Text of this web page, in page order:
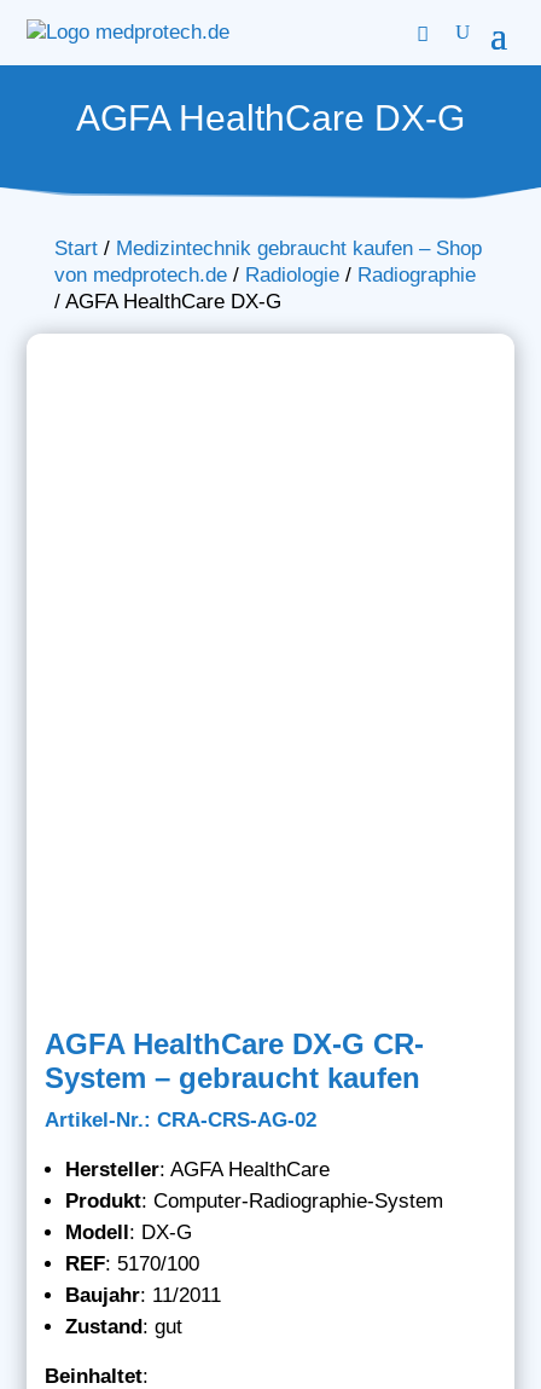
AGFA HealthCare DX-G
Start/ Medizintechnik gebraucht kaufen – Shop
von medprotech.de/ Radiologie/ Radiographie
/ AGFA HealthCare DX-G
AGFA HealthCare DX-G CR-
System – gebraucht kaufen
Artikel-Nr.: CRA-CRS-AG-02
Hersteller: AGFA HealthCare
Produkt: Computer-Radiographie-System
Modell: DX-G
REF: 5170/100
Baujahr: 11/2011
Zustand: gut
Beinhaltet: